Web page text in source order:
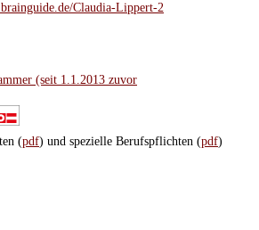
Claudia-Lippert-2
(seit 1.1.2013 zuvor
(pdf) und spezielle Berufspflichten (pdf)